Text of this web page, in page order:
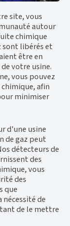
site, vous
autour
chimique
sont libérés et
être en
votre usine.
vous pouvez
afin
minimiser
d'une usine
de gaz peut
détecteurs de
des
vous
des
que
de
de le mettre